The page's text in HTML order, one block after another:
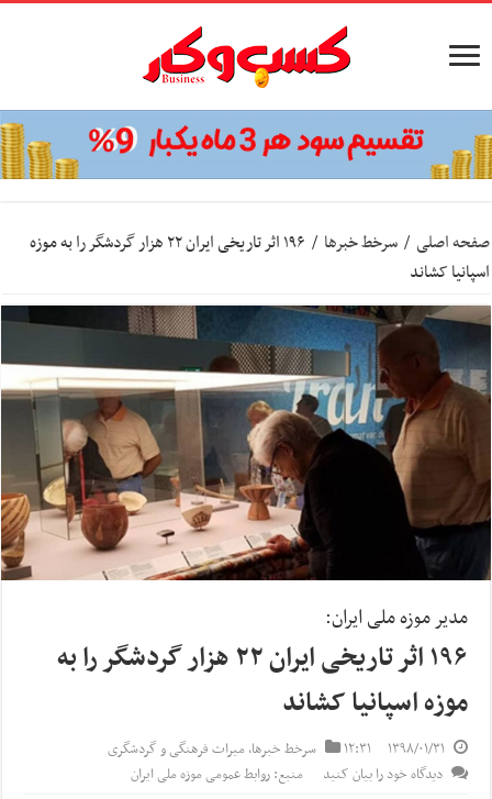
صفحه اصلی / سرخط خبرها /
۱۹۶ اثر تاریخی ایران ۲۲ هزار گردشگر را به موزه
اسپانیا کشاند
مدیر موزه ملی ایران:
۱۹۶ اثر تاریخی ایران ۲۲ هزار گردشگر را به
موزه اسپانیا کشاند
۱۳۹۸/۰۱/۳۱ ۱۲:۳۱ سرخط خبرها,میراث فرهنگی و گردشگری
دیدگاه خود را بیان کنید
منبع: روابط عمومی موزه ملی ایران